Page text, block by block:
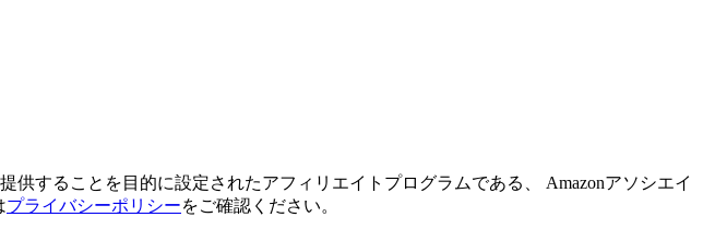
することを目的に設定されたアフィリエイトプログラムである、 Amazonアソシエイ
プライバシーポリシーをご確認ください。